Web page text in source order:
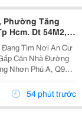
Phường Tăng
Hcm. Dt 54M2,
Đang Tìm Nơi An Cư
Căn Nhà Đường
Nhơn Phú A, Q9
Ra Lã Xuân Oai,
54 phút trước